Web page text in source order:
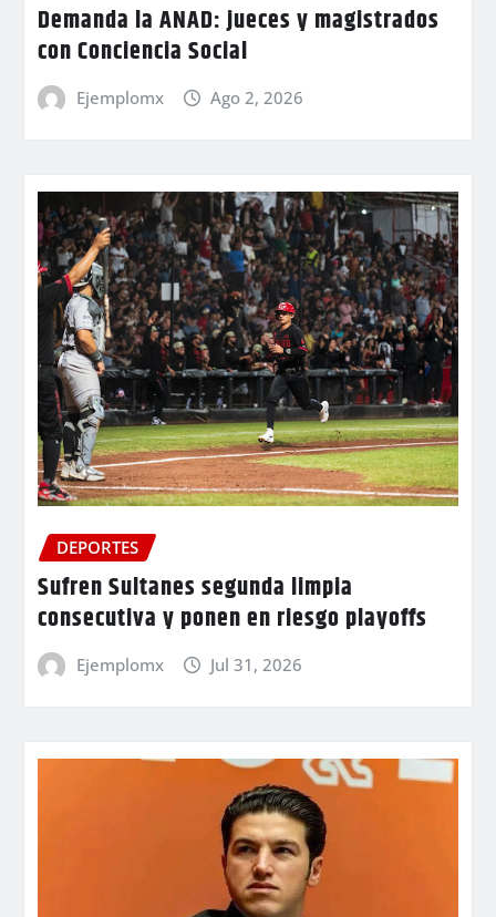
Demanda la ANAD: jueces y magistrados
con Conciencia Social
Ejemplomx Ago 2, 2026
DEPORTES
Sufren Sultanes segunda limpia
consecutiva y ponen en riesgo playoffs
Ejemplomx Jul 31, 2026